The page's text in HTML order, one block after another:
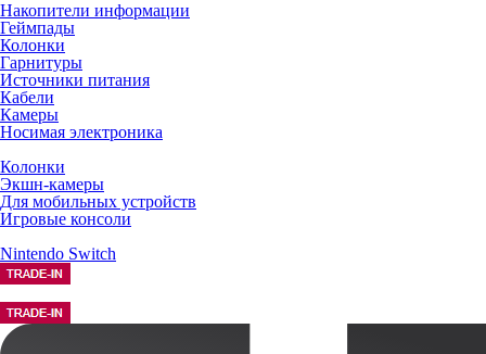
Накопители информации
Геймпады
Колонки
Гарнитуры
Источники питания
Кабели
Камеры
Носимая электроника
Колонки
Экшн-камеры
Для мобильных устройств
Игровые консоли
Nintendo Switch